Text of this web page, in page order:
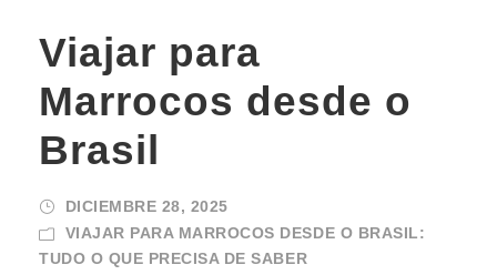
Viajar para
Marrocos desde o
Brasil
DICIEMBRE 28, 2025
VIAJAR PARA MARROCOS DESDE O BRASIL:
TUDO O QUE PRECISA DE SABER